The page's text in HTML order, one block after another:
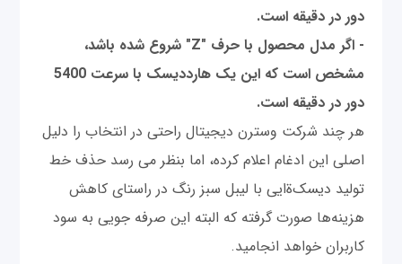
دور در دقیقه است.
- اگر مدل محصول با حرف "Z" شروع شده باشد،
مشخص است که این یک هارددیسک با سرعت 5400
دور در دقیقه است.
هر چند شرکت وسترن دیجیتال راحتی در انتخاب را دلیل
اصلی این ادغام اعلام کرده، اما بنظر می رسد حذف خط
تولید دیسک‌ةایی با لیبل سبز رنگ در راستای کاهش
هزینه‌ها صورت گرفته که البته این صرفه جویی به سود
کاربران خواهد انجامید.